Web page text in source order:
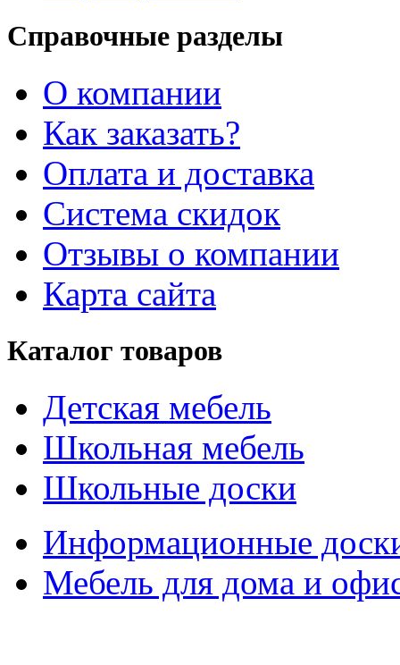
Справочные разделы
О компании
Как заказать?
Оплата и доставка
Система скидок
Отзывы о компании
Карта сайта
Каталог товаров
Детская мебель
Школьная мебель
Школьные доски
Информационные
Мебель для дома и